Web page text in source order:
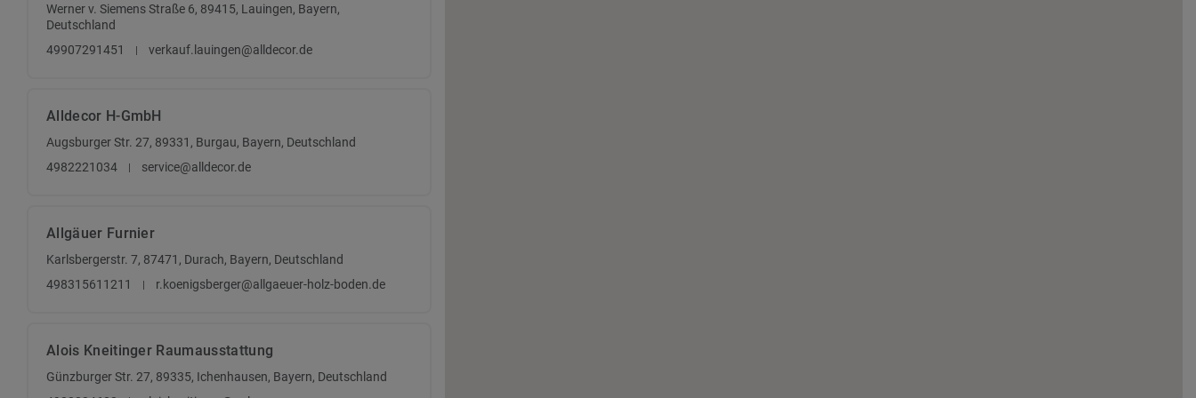
Werner v. Siemens Straße 6, 89415, Lauingen, Bayern,
Deutschland
49907291451
verkauf.lauingen@alldecor.de
Alldecor H-GmbH
Augsburger Str. 27, 89331, Burgau, Bayern, Deutschland
4982221034
service@alldecor.de
Allgäuer Furnier
Karlsbergerstr. 7, 87471, Durach, Bayern, Deutschland
498315611211
r.koenigsberger@allgaeuer-holz-boden.de
Alois Kneitinger Raumausstattung
Günzburger Str. 27, 89335, Ichenhausen, Bayern, Deutschland